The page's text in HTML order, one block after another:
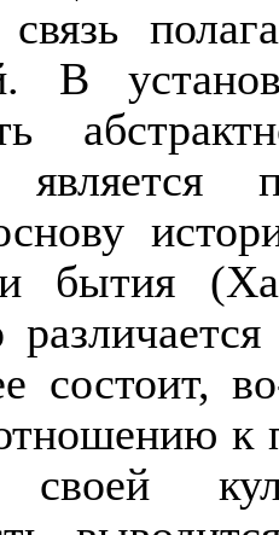
В
бытия
состоит,
к